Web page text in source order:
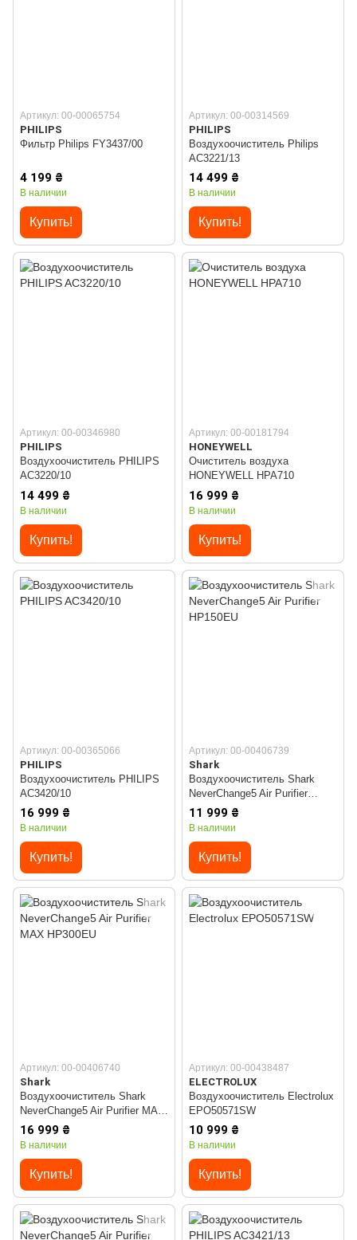
Артикул: 00-00065754
PHILIPS
Фильтр Philips FY3437/00
4 199 ₴
В наличии
Купить!
Артикул: 00-00314569
PHILIPS
Воздухоочиститель Philips
AC3221/13
14 499 ₴
В наличии
Купить!
Артикул: 00-00346980
PHILIPS
Воздухоочиститель PHILIPS
AC3220/10
14 499 ₴
В наличии
Купить!
Артикул: 00-00181794
HONEYWELL
Очиститель воздуха
HONEYWELL HPA710
16 999 ₴
В наличии
Купить!
Артикул: 00-00365066
PHILIPS
Воздухоочиститель PHILIPS
AC3420/10
16 999 ₴
В наличии
Купить!
Артикул: 00-00406739
Shark
Воздухоочиститель Shark
NeverChange5 Air Purifier
HP150EU
11 999 ₴
В наличии
Купить!
Артикул: 00-00406740
Shark
Воздухоочиститель Shark
NeverChange5 Air Purifier MAX
HP300EU
16 999 ₴
В наличии
Купить!
Артикул: 00-00438487
ELECTROLUX
Воздухоочиститель Electrolux
EPO50571SW
10 999 ₴
В наличии
Купить!